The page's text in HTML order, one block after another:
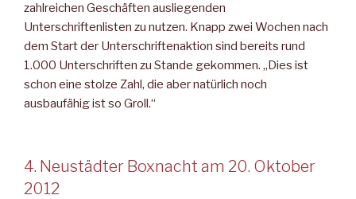
zahlreichen Geschäften ausliegenden
Unterschriftenlisten zu nutzen. Knapp zwei Wochen nach
dem Start der Unterschriftenaktion sind bereits rund
1.000 Unterschriften zu Stande gekommen. „Dies ist
schon eine stolze Zahl, die aber natürlich noch
ausbaufähig ist so Groll.“
4. Neustädter Boxnacht am 20. Oktober
2012